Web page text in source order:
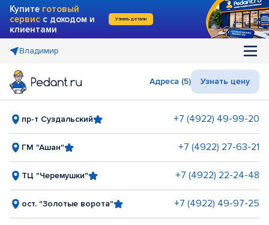
Купите готовый
сервис с доходом и
клиентами
Узнать детали
Владимир
Адреса (5) Узнать цену
пр-т Суздальский +7 (4922) 49-99-20
ГМ "Ашан" +7 (4922) 27-63-21
ТЦ "Черемушки" +7 (4922) 22-24-48
ост. "Золотые ворота" +7 (4922) 49-97-25